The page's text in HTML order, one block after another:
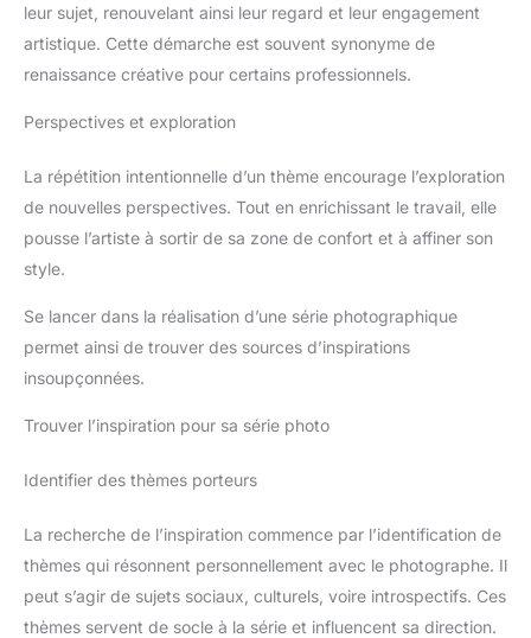
leur sujet, renouvelant ainsi leur regard et leur engagement
artistique. Cette démarche est souvent synonyme de
renaissance créative pour certains professionnels.
Perspectives et exploration
La répétition intentionnelle d’un thème encourage l’exploration
de nouvelles perspectives. Tout en enrichissant le travail, elle
pousse l’artiste à sortir de sa zone de confort et à affiner son
style.
Se lancer dans la réalisation d’une série photographique
permet ainsi de trouver des sources d’inspirations
insoupçonnées.
Trouver l’inspiration pour sa série photo
Identifier des thèmes porteurs
La recherche de l’inspiration commence par l’identification de
thèmes qui résonnent personnellement avec le photographe. Il
peut s’agir de sujets sociaux, culturels, voire introspectifs. Ces
thèmes servent de socle à la série et influencent sa direction.